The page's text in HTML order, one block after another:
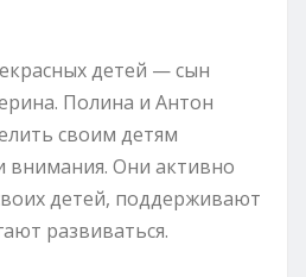
детей — сын
Полина и Антон
своим детям
внимания. Они активно
детей, поддерживают
развиваться.